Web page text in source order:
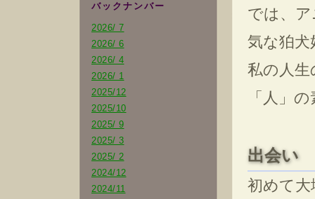
バックナンバー
2026/ 7
2026/ 6
2026/ 4
2026/ 1
2025/12
2025/10
2025/ 9
2025/ 3
2025/ 2
2024/12
2024/11
では、
気な狛
私の人
「人」
出会い
初めて